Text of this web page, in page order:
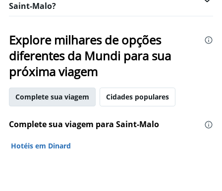
Saint-Malo?
Explore milhares de opções
diferentes da Mundi para sua
próxima viagem
Complete sua viagem Cidades populares
Complete sua viagem para Saint-Malo
Hotéis em Dinard